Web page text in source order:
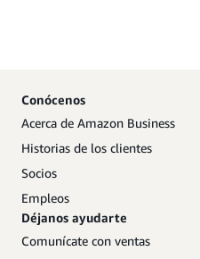
Conócenos
Acerca de Amazon Business
Historias de los clientes
Socios
Empleos
Déjanos ayudarte
Comunícate con ventas